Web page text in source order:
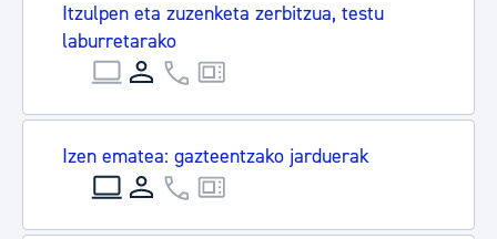
Itzulpen eta zuzenketa zerbitzua, testu
laburretarako
Izen ematea: gazteentzako jarduerak